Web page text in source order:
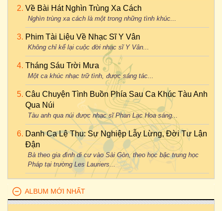
Về Bài Hát Nghìn Trùng Xa Cách
Nghìn trùng xa cách là một trong những tình khúc...
Phim Tài Liệu Về Nhạc Sĩ Y Vân
Không chỉ kể lại cuộc đời nhạc sĩ Y Vân...
Tháng Sáu Trời Mưa
Một ca khúc nhạc trữ tình, được sáng tác...
Câu Chuyện Tình Buồn Phía Sau Ca Khúc Tàu Anh
Qua Núi
Tàu anh qua núi được nhạc sĩ Phan Lạc Hoa sáng...
Danh Ca Lệ Thu: Sự Nghiệp Lẫy Lừng, Đời Tư Lận
Đận
Bà theo gia đình di cư vào Sài Gòn, theo học bậc trung học
Pháp tại trường Les Lauriers...
ALBUM MỚI NHẤT